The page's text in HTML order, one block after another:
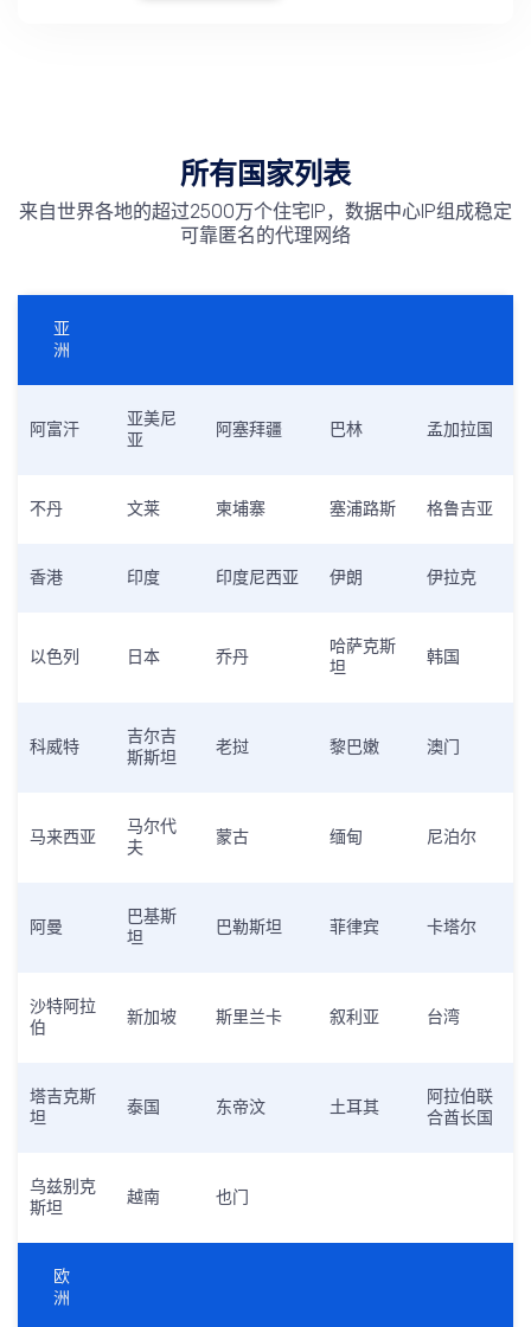
所有国家列表
来自世界各地的超过2500万个住宅IP，数据中心IP组成稳定
可靠匿名的代理网络
亚
洲
阿富汗
亚美尼
亚
阿塞拜疆 巴林 孟加拉国
不丹 文莱 柬埔寨 塞浦路斯 格鲁吉亚
香港 印度 印度尼西亚 伊朗 伊拉克
以色列 日本 乔丹
哈萨克斯
坦
韩国
科威特
吉尔吉
斯斯坦
老挝 黎巴嫩 澳门
马来西亚
马尔代
夫
蒙古 缅甸 尼泊尔
阿曼
巴基斯
坦
巴勒斯坦 菲律宾 卡塔尔
沙特阿拉
伯
新加坡 斯里兰卡 叙利亚 台湾
塔吉克斯
坦
泰国 东帝汶 土耳其
阿拉伯联
合酋长国
乌兹别克
斯坦
越南 也门
欧
洲